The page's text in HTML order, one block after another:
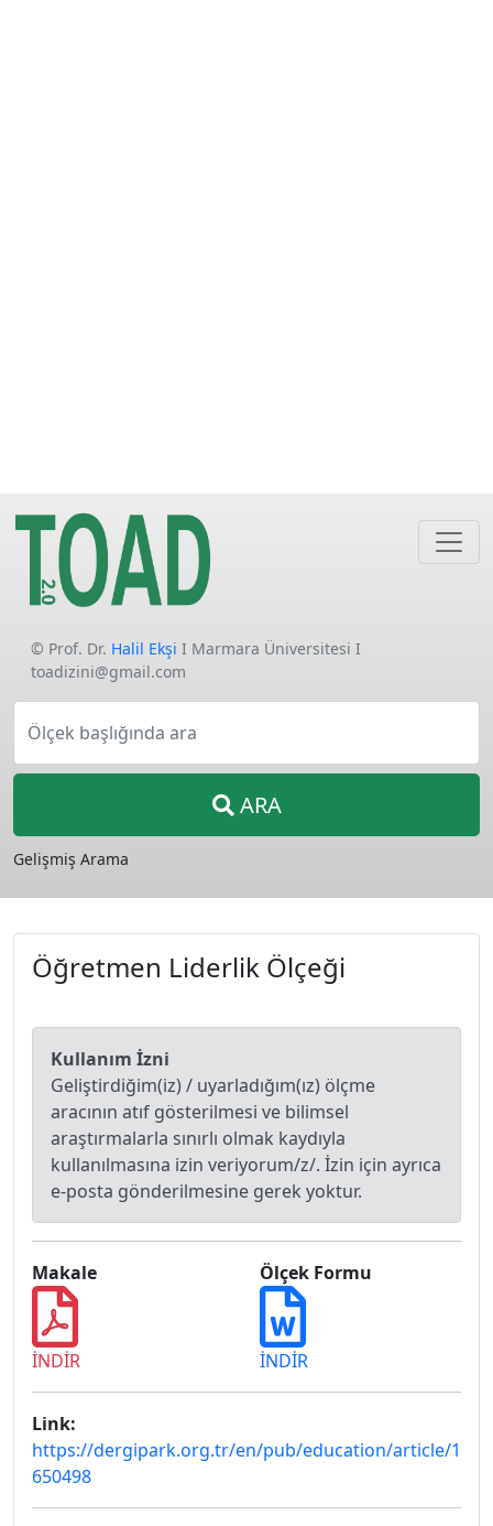
© Prof. Dr. Halil Ekşi I Marmara Üniversitesi I
toadizini@gmail.com
Ölçek başlığında ara
ARA
Gelişmiş Arama
Öğretmen Liderlik Ölçeği
Kullanım İzni
Geliştirdiğim(iz) / uyarladığım(ız) ölçme
aracının atıf gösterilmesi ve bilimsel
araştırmalarla sınırlı olmak kaydıyla
kullanılmasına izin veriyorum/z/. İzin için ayrıca
e-posta gönderilmesine gerek yoktur.
Makale
İNDİR
Ölçek Formu
İNDİR
Link:
https://dergipark.org.tr/en/pub/education/article/1
650498